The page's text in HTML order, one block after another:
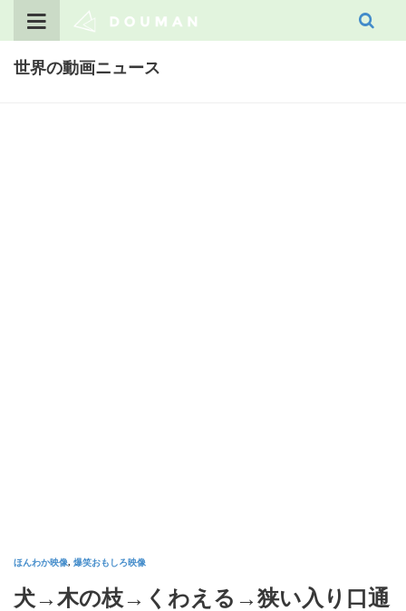
世界の動画ニュース
ほんわか映像, 爆笑おもしろ映像
犬→木の枝→くわえる→狭い入り口通